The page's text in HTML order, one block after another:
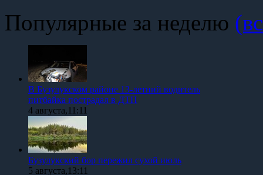
Популярные за неделю
В Бузулукском районе 13-летний водитель
питбайка пострадал в ДТП
4 августа,11:11
Бузулукский бор пережил сухой июль
5 августа,13:11